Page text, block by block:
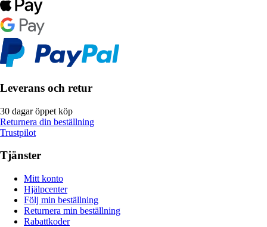
Leverans och retur
30 dagar öppet köp
Returnera din beställning
Trustpilot
Tjänster
Mitt konto
Hjälpcenter
Följ min beställning
Returnera min beställning
Rabattkoder